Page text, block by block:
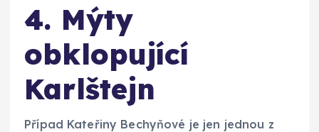
4. Mýty
obklopující
Karlštejn
Případ Kateřiny Bechyňové je jen jednou z